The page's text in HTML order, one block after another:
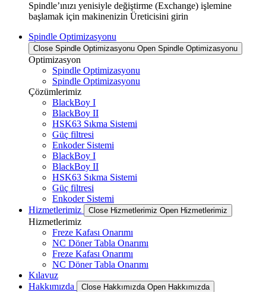
Spindle’ınızı yenisiyle değiştirme (Exchange) işlemine
başlamak için makinenizin Üreticisini girin
Spindle Optimizasyonu
Close Spindle Optimizasyonu Open Spindle Optimizasyonu
Optimizasyon
Spindle Optimizasyonu
Spindle Optimizasyonu
Çözümlerimiz
BlackBoy I
BlackBoy II
HSK63 Sıkma Sistemi
Güç filtresi
Enkoder Sistemi
BlackBoy I
BlackBoy II
HSK63 Sıkma Sistemi
Güç filtresi
Enkoder Sistemi
Hizmetlerimiz
Close Hizmetlerimiz Open Hizmetlerimiz
Hizmetlerimiz
Freze Kafası Onarımı
NC Döner Tabla Onarımı
Freze Kafası Onarımı
NC Döner Tabla Onarımı
Kılavuz
Hakkımızda
Close Hakkımızda Open Hakkımızda